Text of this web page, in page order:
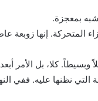
بمعجزة.
المتحركة. إنها زوبعة
وبسيطاً. كلا، بل الأمر
التي نظنها عليه.